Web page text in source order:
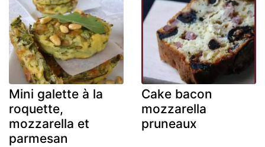
Mini galette à la
roquette,
mozzarella et
parmesan
Cake bacon
mozzarella
pruneaux